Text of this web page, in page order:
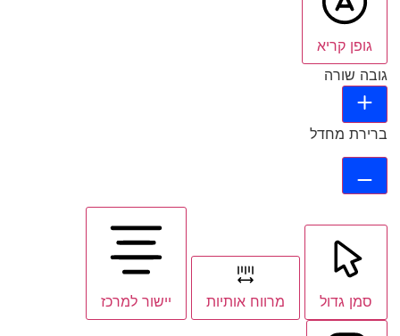
גופן קריא
גובה שורה
ברירת מחדל
סמן גדול מרווח אותיות יישור למרכז